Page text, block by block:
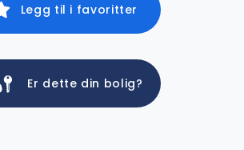
Legg til i favoritter
Er dette din bolig?